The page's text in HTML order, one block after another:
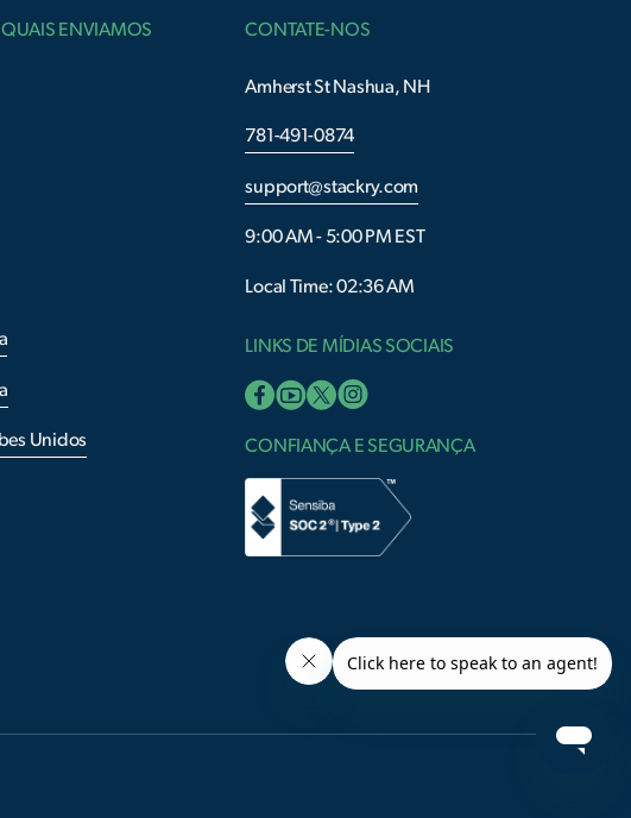
QUAIS ENVIAMOS
Unidos
CONTATE-NOS
Amherst St Nashua, NH
781-491-0874
support@stackry.com
9:00 AM - 5:00 PM EST
Local Time: 02:36 AM
LINKS DE MÍDIAS SOCIAIS
CONFIANÇA E SEGURANÇA